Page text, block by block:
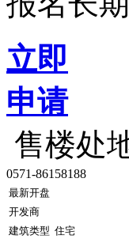
立即
申请
售楼处
0571-86158188
最新开盘
开发商
建筑类型 住宅